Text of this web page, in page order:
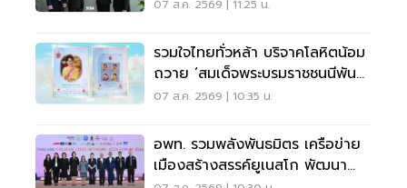
07 ส.ค. 2569 | 11:25 น.
รวมใจไทยทั่วหล้า บริจาคโลหิตน้อม
ถวาย ‘สมเด็จพระบรมราชชนนีพันปี
หลวง’
07 ส.ค. 2569 | 10:35 น.
อพท. รวมพลังพันธมิตร เครือข่าย
เมืองสร้างสรรค์ยูเนสโก พัฒนา